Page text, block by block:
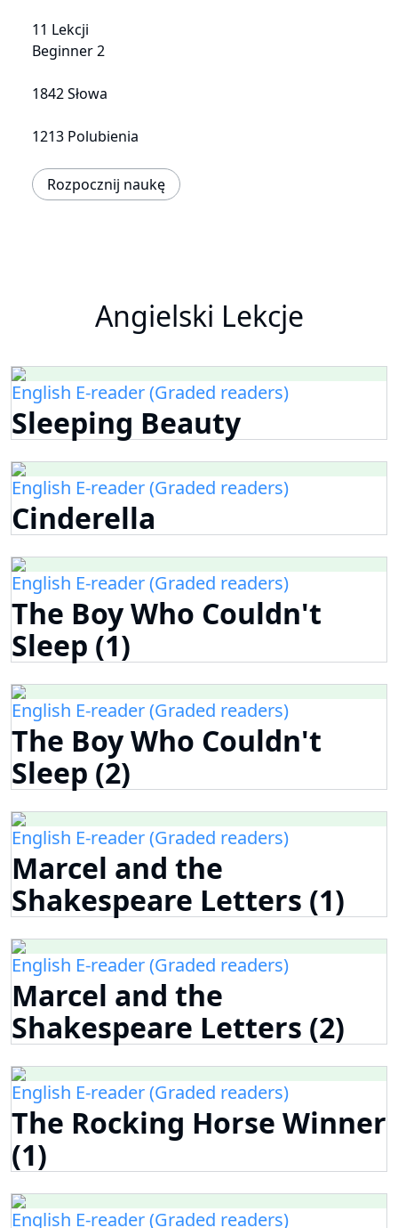
11 Lekcji
Beginner 2
1842 Słowa
1213 Polubienia
Rozpocznij naukę
Angielski Lekcje
English E-reader (Graded readers)
Sleeping Beauty
English E-reader (Graded readers)
Cinderella
English E-reader (Graded readers)
The Boy Who Couldn't
Sleep (1)
English E-reader (Graded readers)
The Boy Who Couldn't
Sleep (2)
English E-reader (Graded readers)
Marcel and the
Shakespeare Letters (1)
English E-reader (Graded readers)
Marcel and the
Shakespeare Letters (2)
English E-reader (Graded readers)
The Rocking Horse Winner
(1)
English E-reader (Graded readers)